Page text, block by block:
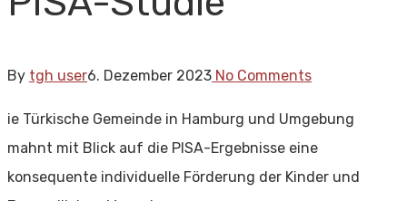
By tgh user6. Dezember 2023 No Comments
ie Türkische Gemeinde in Hamburg und Umgebung
mahnt mit Blick auf die PISA-Ergebnisse eine
konsequente individuelle Förderung der Kinder und